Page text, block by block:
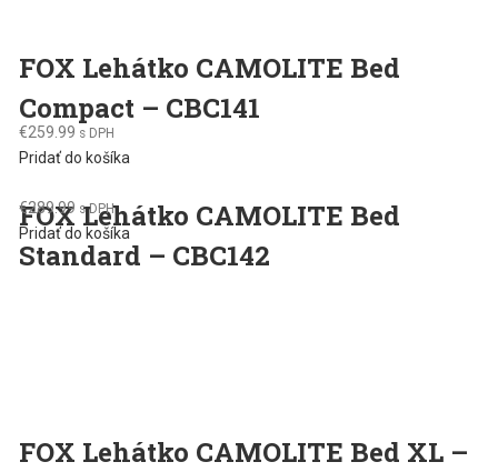
FOX Lehátko CAMOLITE Bed
Compact – CBC141
€259.99 s DPH
Pridať do košíka
FOX Lehátko CAMOLITE Bed
Standard – CBC142
€289.99 s DPH
Pridať do košíka
FOX Lehátko CAMOLITE Bed XL –